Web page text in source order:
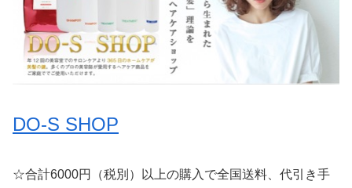
DO-S SHOP
☆合計6000円（税別）以上の購入で全国送料、代引き手